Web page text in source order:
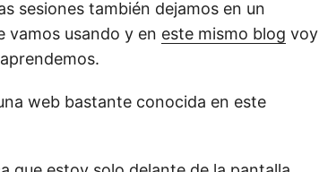
sesiones también dejamos en un
vamos usando y en este mismo blog voy
web bastante conocida en este